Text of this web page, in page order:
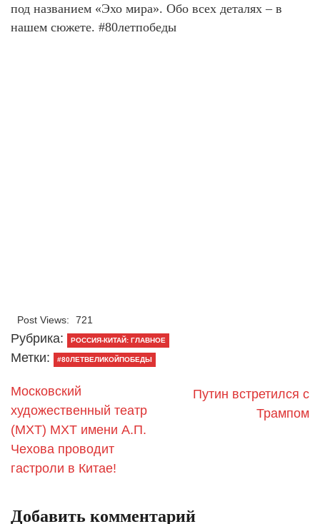
под названием «Эхо мира». Обо всех деталях – в
нашем сюжете. #80летпобеды
Post Views: 721
Рубрика: РОССИЯ-КИТАЙ: ГЛАВНОЕ
Метки: #80ЛЕТВЕЛИКОЙПОБЕДЫ
Московский
художественный театр
(МХТ) МХТ имени А.П.
Чехова проводит
гастроли в Китае!
Путин встретился с
Трампом
Добавить комментарий